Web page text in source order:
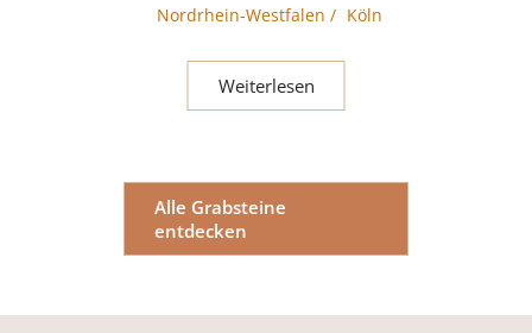
Nordrhein-Westfalen / Köln
Weiterlesen
Alle Grabsteine
entdecken